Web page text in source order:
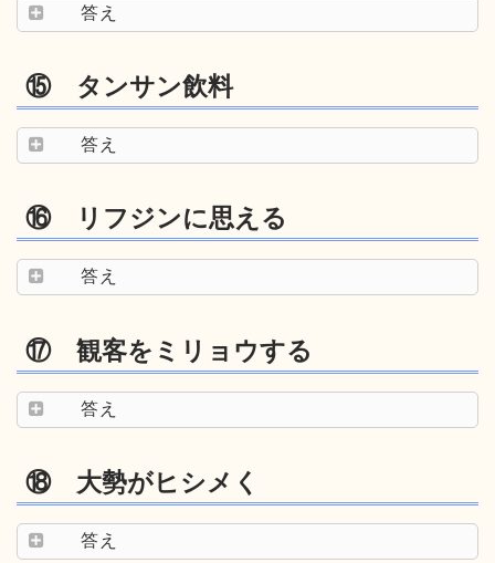
答え
⑮ タンサン飲料
答え
⑯ リフジンに思える
答え
⑰ 観客をミリョウする
答え
⑱ 大勢がヒシメく
答え